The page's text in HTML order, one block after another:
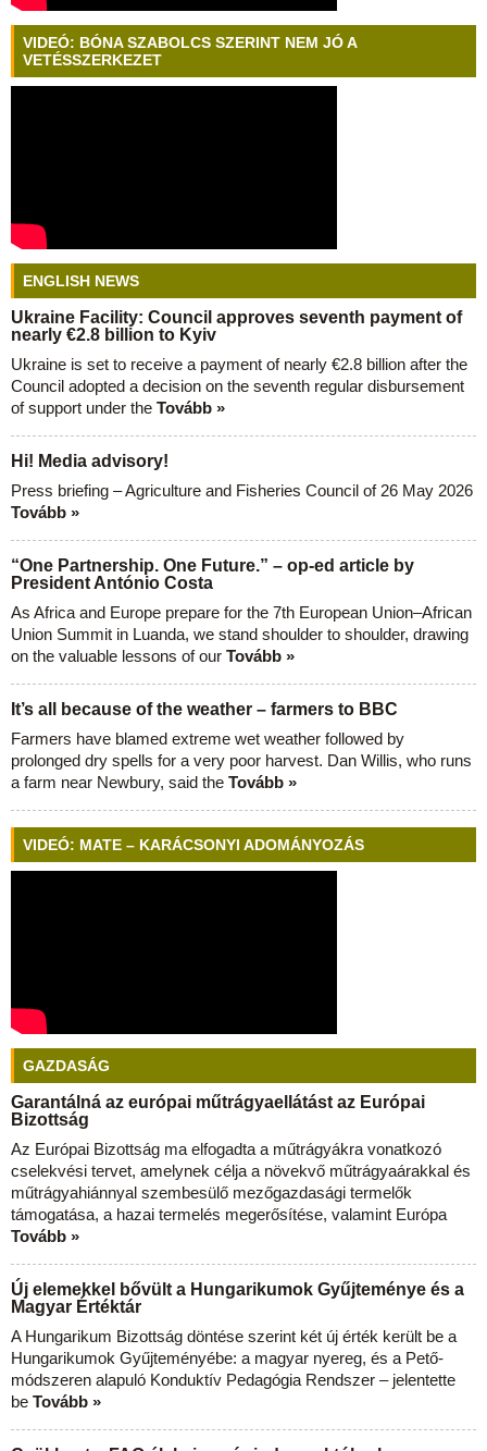
VIDEÓ: BÓNA SZABOLCS SZERINT NEM JÓ A
VETÉSSZERKEZET
ENGLISH NEWS
Ukraine Facility: Council approves seventh payment of
nearly €2.8 billion to Kyiv
Ukraine is set to receive a payment of nearly €2.8 billion after the
Council adopted a decision on the seventh regular disbursement
of support under the Tovább »
Hi! Media advisory!
Press briefing – Agriculture and Fisheries Council of 26 May 2026
Tovább »
“One Partnership. One Future.” – op-ed article by
President António Costa
As Africa and Europe prepare for the 7th European Union–African
Union Summit in Luanda, we stand shoulder to shoulder, drawing
on the valuable lessons of our Tovább »
It’s all because of the weather – farmers to BBC
Farmers have blamed extreme wet weather followed by
prolonged dry spells for a very poor harvest. Dan Willis, who runs
a farm near Newbury, said the Tovább »
VIDEÓ: MATE – KARÁCSONYI ADOMÁNYOZÁS
GAZDASÁG
Garantálná az európai műtrágyaellátást az Európai
Bizottság
Az Európai Bizottság ma elfogadta a műtrágyákra vonatkozó
cselekvési tervet, amelynek célja a növekvő műtrágyaárakkal és
műtrágyahiánnyal szembesülő mezőgazdasági termelők
támogatása, a hazai termelés megerősítése, valamint Európa
Tovább »
Új elemekkel bővült a Hungarikumok Gyűjteménye és a
Magyar Értéktár
A Hungarikum Bizottság döntése szerint két új érték került be a
Hungarikumok Gyűjteményébe: a magyar nyereg, és a Pető-
módszeren alapuló Konduktív Pedagógia Rendszer – jelentette
be Tovább »